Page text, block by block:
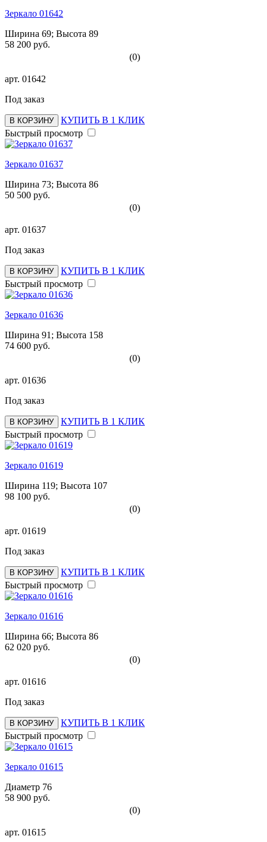
Зеркало 01642
Ширина 69; Высота 89
58 200 руб.
(0)
арт. 01642
Под заказ
В КОРЗИНУ
КУПИТЬ В 1 КЛИК
Быстрый просмотр
Зеркало 01637
Ширина 73; Высота 86
50 500 руб.
(0)
арт. 01637
Под заказ
В КОРЗИНУ
КУПИТЬ В 1 КЛИК
Быстрый просмотр
Зеркало 01636
Ширина 91; Высота 158
74 600 руб.
(0)
арт. 01636
Под заказ
В КОРЗИНУ
КУПИТЬ В 1 КЛИК
Быстрый просмотр
Зеркало 01619
Ширина 119; Высота 107
98 100 руб.
(0)
арт. 01619
Под заказ
В КОРЗИНУ
КУПИТЬ В 1 КЛИК
Быстрый просмотр
Зеркало 01616
Ширина 66; Высота 86
62 020 руб.
(0)
арт. 01616
Под заказ
В КОРЗИНУ
КУПИТЬ В 1 КЛИК
Быстрый просмотр
Зеркало 01615
Диаметр 76
58 900 руб.
(0)
арт. 01615